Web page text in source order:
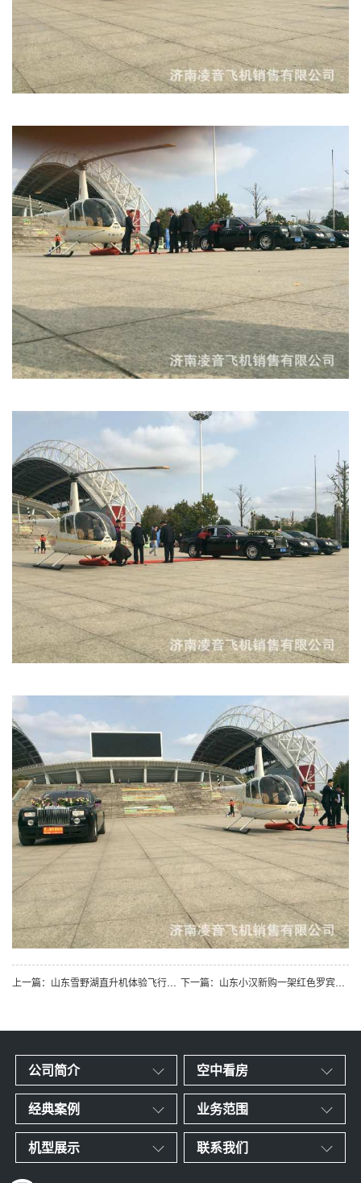
上一篇：山东雪野湖直升机体验飞行活动开启 下一篇：山东小汉新购一架红色罗宾逊R44直升机开启新的征程
公司简介 空中看房
经典案例 业务范围
机型展示 联系我们